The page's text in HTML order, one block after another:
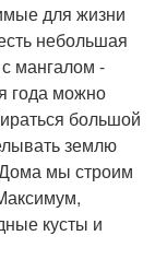
для жизни
небольшая
мангалом -
года можно
большой
землю
мы строим
кусты и